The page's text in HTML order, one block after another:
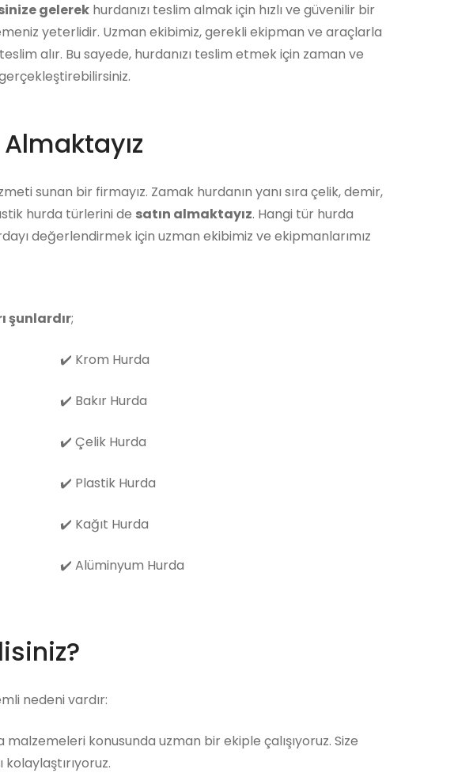
gelerek hurdanızı teslim almak için hızlı ve güvenilir bir
yeterlidir. Uzman ekibimiz, gerekli ekipman ve araçlarla
alır. Bu sayede, hurdanızı teslim etmek için zaman ve
sunan bir firmayız. Zamak hurdanın yanı sıra çelik, demir,
hurda türlerini de satın almaktayız. Hangi tür hurda
değerlendirmek için uzman ekibimiz ve ekipmanlarımız
şunlardır;
✔️ Krom Hurda
✔️ Bakır Hurda
✔️ Çelik Hurda
✔️ Plastik Hurda
✔️ Kağıt Hurda
✔️ Alüminyum Hurda
nedeni vardır:
konusunda uzman bir ekiple çalışıyoruz. Size